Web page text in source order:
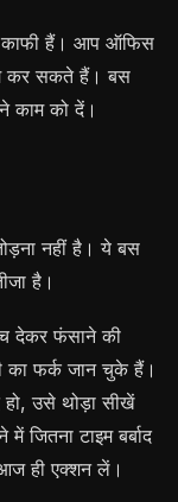
काफी हैं। आप ऑफिस
कर सकते हैं। बस
काम को दें।
नहीं है। ये बस
है।
देकर फंसाने की
फर्क जान चुके हैं।
उसे थोड़ा सीखें
टाइम बर्बाद
आज ही एक्शन लें।